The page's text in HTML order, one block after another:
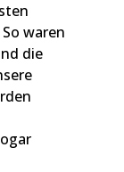
waren
die